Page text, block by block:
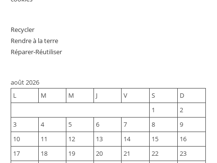
Recycler
Rendre à la terre
Réparer-Réutiliser
août 2026
L
M M J V S
D
1
2
3
4 5 6 7 8
9
10
11 12 13 14 15
16
17
18 19 20 21 22
23